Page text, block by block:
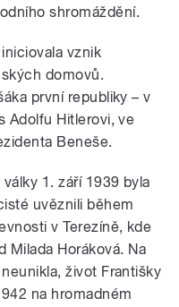
shromáždění.
vznik
domovů.
první republiky – v
Adolfu Hitlerovi, ve
Beneše.
1. září 1939 byla
uvěznili během
v Terezíně, kde
Milada Horáková. Na
život Františky
na hromadném